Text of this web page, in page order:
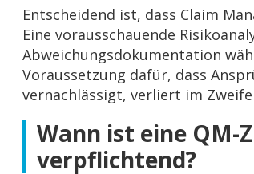
Entscheidend ist, dass Claim
Eine vorausschauende
Abweichungsdokumentation
Voraussetzung dafür, dass
vernachlässigt, verliert im
Wann ist eine
verpflichtend?